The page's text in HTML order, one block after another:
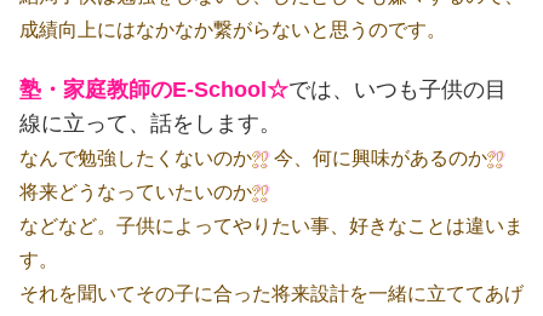
成績向上にはなかなか繋がらないと思うのです。
塾・家庭教師のE-School☆では、いつも子供の目
線に立って、話をします。
なんで勉強したくないのか
今、何に興味があるのか
将来どうなっていたいのか
などなど。子供によってやりたい事、好きなことは違いま
す。
それを聞いてその子に合った将来設計を一緒に立ててあげ